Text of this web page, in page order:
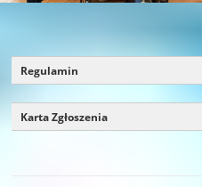
Regulamin
Karta Zgłoszenia